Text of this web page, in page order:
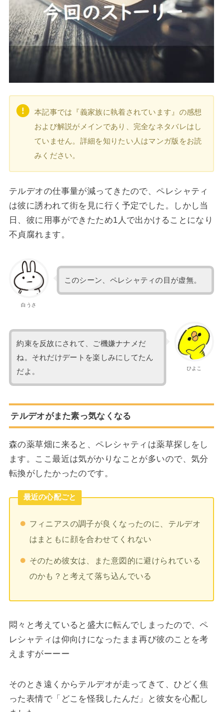
本記事では『義家族に執着されています』の感想
および解説がメインであり、完全なネタバレはし
ていません。詳細を知りたい人はマンガ版をお読
みください。
テルデオの仕事量が減ってきたので、ペレシャティ
は彼に誘われて街を見に行く予定でした。しかし当
日、彼に用事ができたため1人で出かけることになり
不貞腐れます。
白うさ
このシーン、ペレシャティの目が虚無。
ひよこ
約束を反故にされて、ご機嫌ナナメだ
ね。それだけデートを楽しみにしてたん
だよ。
テルデオがまた素っ気なくなる
森の薬草畑に来ると、ペレシャティは薬草探しをし
ます。ここ最近は気がかりなことが多いので、気分
転換がしたかったのです。
最近の心配ごと
フィニアスの調子が良くなったのに、テルデオ
はまともに顔を合わせてくれない
そのため彼女は、また意図的に避けられている
のかも？と考えて落ち込んでいる
悶々と考えていると盛大に転んでしまったので、ペ
レシャティは仰向けになったまま再び彼のことを考
えますがーーー
そのとき遠くからテルデオが走ってきて、ひどく焦
った表情で「どこを怪我したんだ」と彼女を心配し